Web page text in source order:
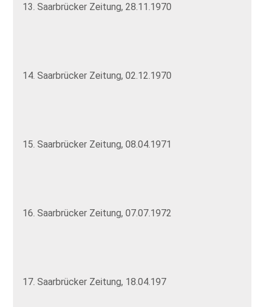
13. Saarbrücker Zeitung, 28.11.1970
14. Saarbrücker Zeitung, 02.12.1970
15. Saarbrücker Zeitung, 08.04.1971
16. Saarbrücker Zeitung, 07.07.1972
17. Saarbrücker Zeitung, 18.04.197